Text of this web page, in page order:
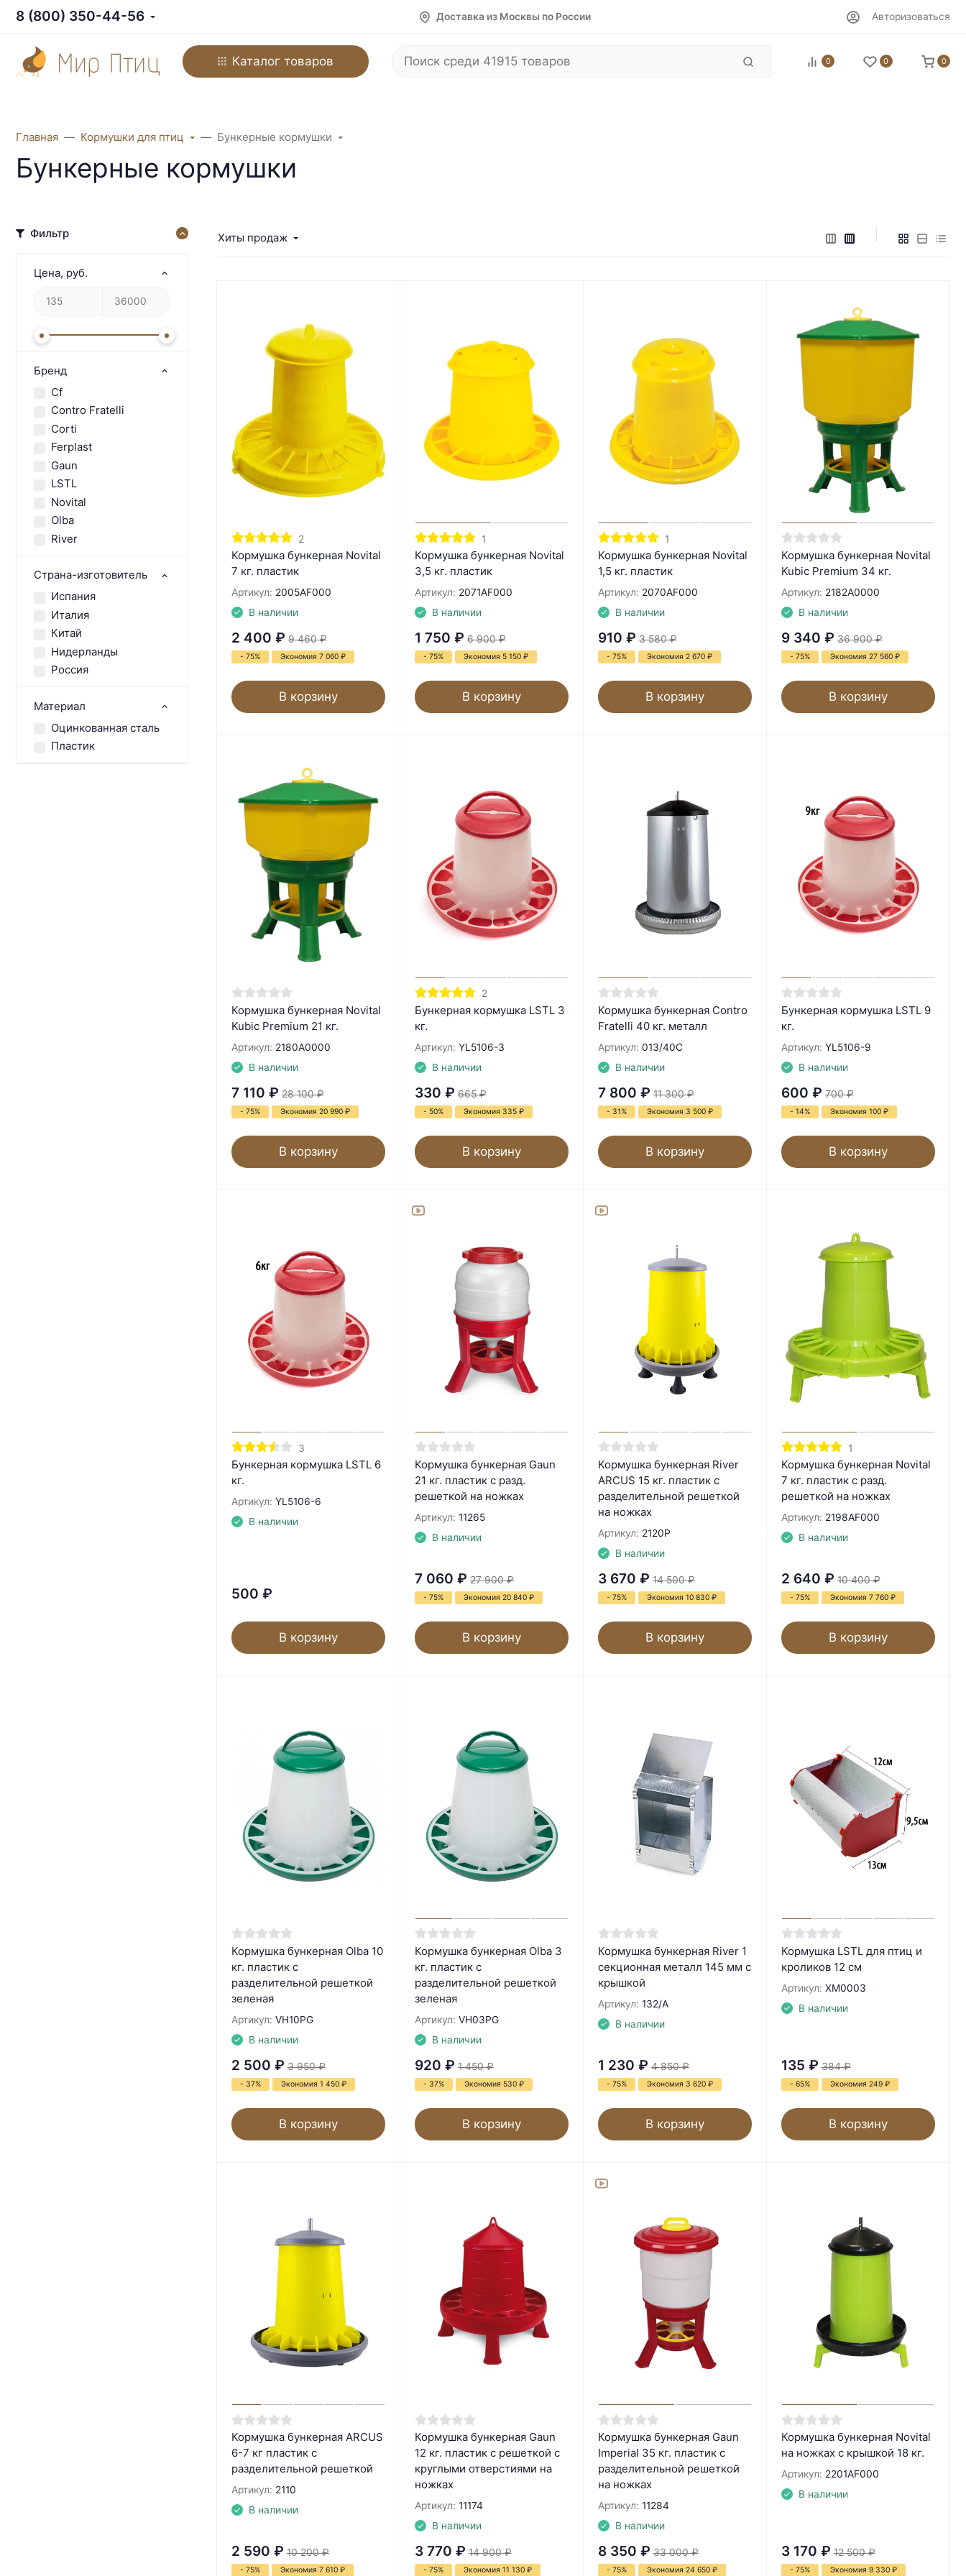
8 (800) 350-44-56 Доставка из Москвы по России Авторизоваться
Каталог товаров 0 0 0
Главная Кормушки для птиц Бункерные кормушки
Бункерные кормушки
Фильтр
Цена, руб.
Бренд
Cf
Contro Fratelli
Corti
Ferplast
Gaun
LSTL
Novital
Olba
River
Страна-изготовитель
Испания
Италия
Китай
Нидерланды
Россия
Материал
Оцинкованная сталь
Пластик
Хиты продаж
2
Кормушка бункерная Novital
7 кг. пластик
Артикул: 2005AF000
В наличии
2 400 ₽ 9 460 ₽
- 75% Экономия 7 060 ₽
В корзину
1
Кормушка бункерная Novital
3,5 кг. пластик
Артикул: 2071AF000
В наличии
1 750 ₽ 6 900 ₽
- 75% Экономия 5 150 ₽
В корзину
1
Кормушка бункерная Novital
1,5 кг. пластик
Артикул: 2070AF000
В наличии
910 ₽ 3 580 ₽
- 75% Экономия 2 670 ₽
В корзину
Кормушка бункерная Novital
Kubic Premium 34 кг.
Артикул: 2182A0000
В наличии
9 340 ₽ 36 900 ₽
- 75% Экономия 27 560 ₽
В корзину
Кормушка бункерная Novital
Kubic Premium 21 кг.
Артикул: 2180A0000
В наличии
7 110 ₽ 28 100 ₽
- 75% Экономия 20 990 ₽
В корзину
2
Бункерная кормушка LSTL 3
кг.
Артикул: YL5106-3
В наличии
330 ₽ 665 ₽
- 50% Экономия 335 ₽
В корзину
Кормушка бункерная Contro
Fratelli 40 кг. металл
Артикул: 013/40C
В наличии
7 800 ₽ 11 300 ₽
- 31% Экономия 3 500 ₽
В корзину
Бункерная кормушка LSTL 9
кг.
Артикул: YL5106-9
В наличии
600 ₽ 700 ₽
- 14% Экономия 100 ₽
В корзину
3
Бункерная кормушка LSTL 6
кг.
Артикул: YL5106-6
В наличии
500 ₽
В корзину
Кормушка бункерная Gaun
21 кг. пластик с разд.
решеткой на ножках
Артикул: 11265
В наличии
7 060 ₽ 27 900 ₽
- 75% Экономия 20 840 ₽
В корзину
Кормушка бункерная River
ARCUS 15 кг. пластик с
разделительной решеткой
на ножках
Артикул: 2120P
В наличии
3 670 ₽ 14 500 ₽
- 75% Экономия 10 830 ₽
В корзину
1
Кормушка бункерная Novital
7 кг. пластик с разд.
решеткой на ножках
Артикул: 2198AF000
В наличии
2 640 ₽ 10 400 ₽
- 75% Экономия 7 760 ₽
В корзину
Кормушка бункерная Olba 10
кг. пластик с
разделительной решеткой
зеленая
Артикул: VH10PG
В наличии
2 500 ₽ 3 950 ₽
- 37% Экономия 1 450 ₽
В корзину
Кормушка бункерная Olba 3
кг. пластик с
разделительной решеткой
зеленая
Артикул: VH03PG
В наличии
920 ₽ 1 450 ₽
- 37% Экономия 530 ₽
В корзину
Кормушка бункерная River 1
секционная металл 145 мм с
крышкой
Артикул: 132/A
В наличии
1 230 ₽ 4 850 ₽
- 75% Экономия 3 620 ₽
В корзину
Кормушка LSTL для птиц и
кроликов 12 см
Артикул: XM0003
В наличии
135 ₽ 384 ₽
- 65% Экономия 249 ₽
В корзину
Кормушка бункерная ARCUS
6-7 кг пластик с
разделительной решеткой
Артикул: 2110
В наличии
2 590 ₽ 10 200 ₽
- 75% Экономия 7 610 ₽
Кормушка бункерная Gaun
12 кг. пластик с решеткой с
круглыми отверстиями на
ножках
Артикул: 11174
В наличии
3 770 ₽ 14 900 ₽
- 75% Экономия 11 130 ₽
Кормушка бункерная Gaun
Imperial 35 кг. пластик с
разделительной решеткой
на ножках
Артикул: 11284
В наличии
8 350 ₽ 33 000 ₽
- 75% Экономия 24 650 ₽
Кормушка бункерная Novital
на ножках с крышкой 18 кг.
Артикул: 2201AF000
В наличии
3 170 ₽ 12 500 ₽
- 75% Экономия 9 330 ₽